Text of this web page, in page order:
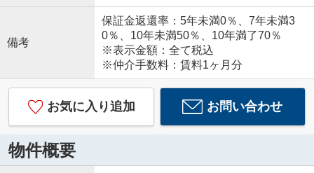
備考
保証金返還率：5年未満0％、7年未満3
0％、10年未満50％、10年満了70％
※表示金額：全て税込
※仲介手数料：賃料1ヶ月分
お気に入り追加 お問い合わせ
物件概要